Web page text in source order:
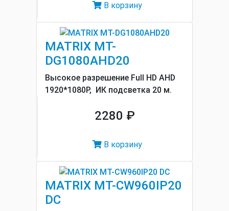
В корзину
MATRIX MT-
DG1080AHD20
Высокое разрешение Full HD AHD
1920*1080P, ИК подсветка 20 м.
2280 ₽
В корзину
MATRIX MT-CW960IP20
DC